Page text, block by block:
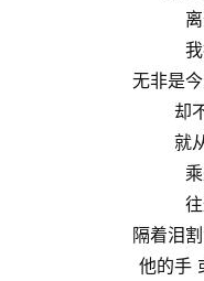
无非是
却
就
隔着泪
他的手